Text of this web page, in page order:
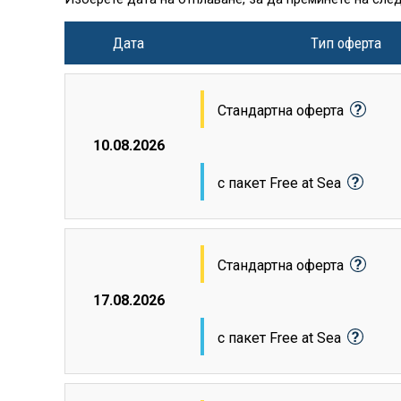
Дата Тип оферта
10.08.2026
Стандартна оферта
с пакет Free at Sea
17.08.2026
Стандартна оферта
с пакет Free at Sea